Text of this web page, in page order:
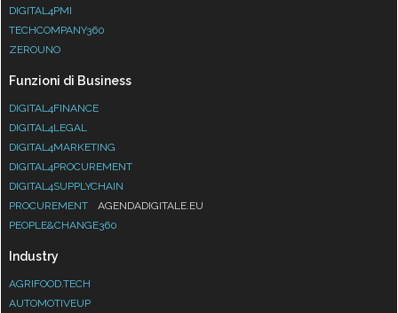
DIGITAL4PMI
TECHCOMPANY360
ZEROUNO
Funzioni di Business
DIGITAL4FINANCE
DIGITAL4LEGAL
DIGITAL4MARKETING
DIGITAL4PROCUREMENT
DIGITAL4SUPPLYCHAIN
PROCUREMENT
AGENDADIGITALE.EU
PEOPLE&CHANGE360
Industry
AGRIFOOD.TECH
AUTOMOTIVEUP